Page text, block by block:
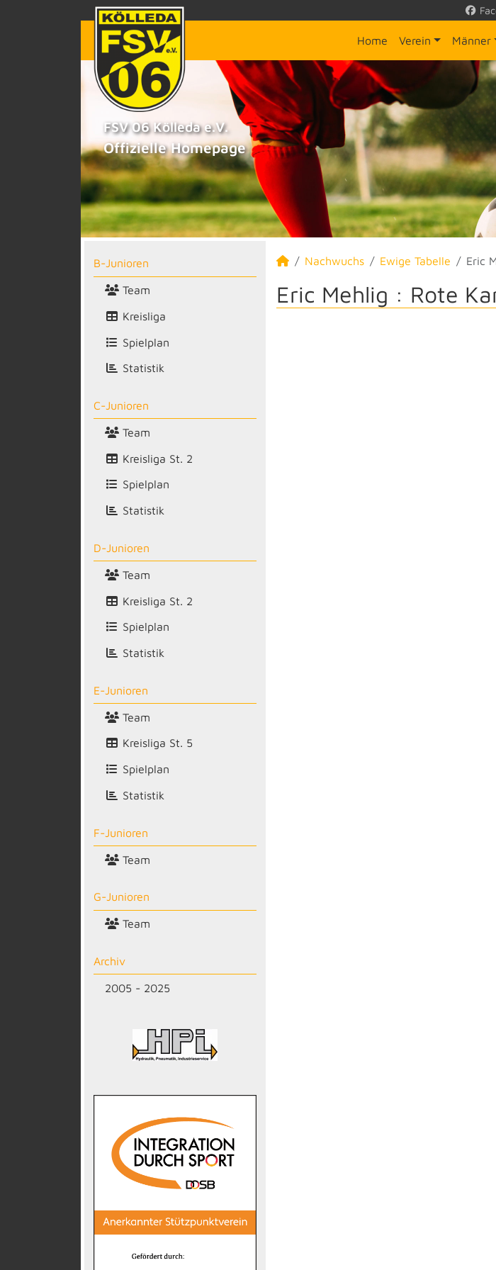
Home Verein Männer
FSV 06 Kölleda e.V.
Offizielle Homepage
B-Junioren
Team
Kreisliga
Spielplan
Statistik
C-Junioren
Team
Kreisliga St. 2
Spielplan
Statistik
D-Junioren
Team
Kreisliga St. 2
Spielplan
Statistik
E-Junioren
Team
Kreisliga St. 5
Spielplan
Statistik
F-Junioren
Team
G-Junioren
Team
Archiv
2005 - 2025
Nachwuchs Ewige Tabelle Eric
Eric Mehlig : Rote